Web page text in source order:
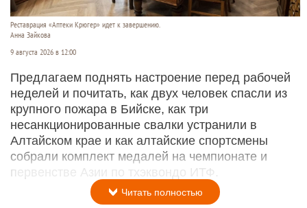
Реставрация «Аптеки Крюгер» идет к завершению.
Анна Зайкова
9 августа 2026 в 12:00
Предлагаем поднять настроение перед рабочей
неделей и почитать, как двух человек спасли из
крупного пожара в Бийске, как три
несанкционированные свалки устранили в
Алтайском крае и как алтайские спортсмены
собрали комплект медалей на чемпионате и
первенстве Азии по тхэквондо ИТФ.
Читать полностью